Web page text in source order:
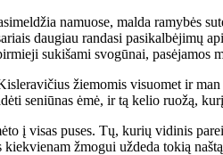
na­muo­se, mal­da ra­my­bės
dau­giau ran­da­si pa­si­kal­bė­ji­mų
su­ki­ša­mi svo­gū­nai, pa­sė­ja­mos
žie­mo­mis vi­suo­met ir
se­niū­nas ėmė, ir tą ke­lio ruo­žą,
į vi­sas pu­ses. Tų, ku­rių vi­di­nis
žmo­gui už­de­da to­kią